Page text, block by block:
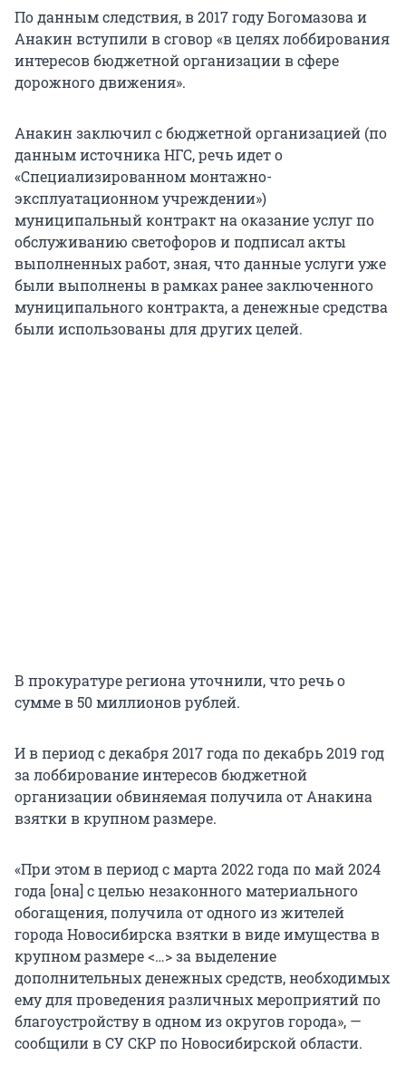
По данным следствия, в 2017 году Богомазова и
Анакин вступили в сговор «в целях лоббирования
интересов бюджетной организации в сфере
дорожного движения».
Анакин заключил с бюджетной организацией (по
данным источника НГС, речь идет о
«Специализированном монтажно-
эксплуатационном учреждении»)
муниципальный контракт на оказание услуг по
обслуживанию светофоров и подписал акты
выполненных работ, зная, что данные услуги уже
были выполнены в рамках ранее заключенного
муниципального контракта, а денежные средства
были использованы для других целей.
В прокуратуре региона уточнили, что речь о
сумме в 50 миллионов рублей.
И в период с декабря 2017 года по декабрь 2019 год
за лоббирование интересов бюджетной
организации обвиняемая получила от Анакина
взятки в крупном размере.
«При этом в период с марта 2022 года по май 2024
года [она] с целью незаконного материального
обогащения, получила от одного из жителей
города Новосибирска взятки в виде имущества в
крупном размере <…> за выделение
дополнительных денежных средств, необходимых
ему для проведения различных мероприятий по
благоустройству в одном из округов города», —
сообщили в СУ СКР по Новосибирской области.